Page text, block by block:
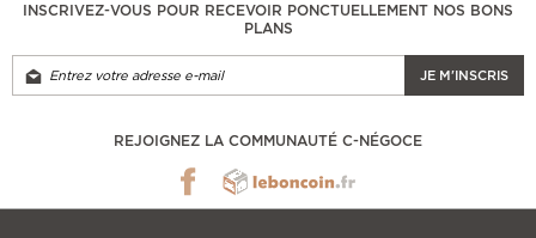
INSCRIVEZ-VOUS POUR RECEVOIR PONCTUELLEMENT NOS BONS
PLANS
JE M'INSCRIS
REJOIGNEZ LA COMMUNAUTÉ C-NÉGOCE